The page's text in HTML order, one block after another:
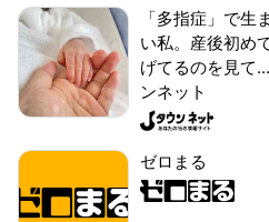
「多指症」で生
い私。産後初め
げてるのを見て
ンネット
ゼロまる